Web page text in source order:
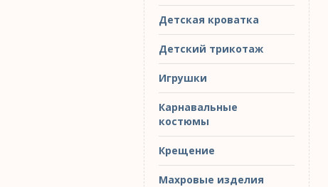
Детская кроватка
Детский трикотаж
Игрушки
Карнавальные
костюмы
Крещение
Махровые изделия